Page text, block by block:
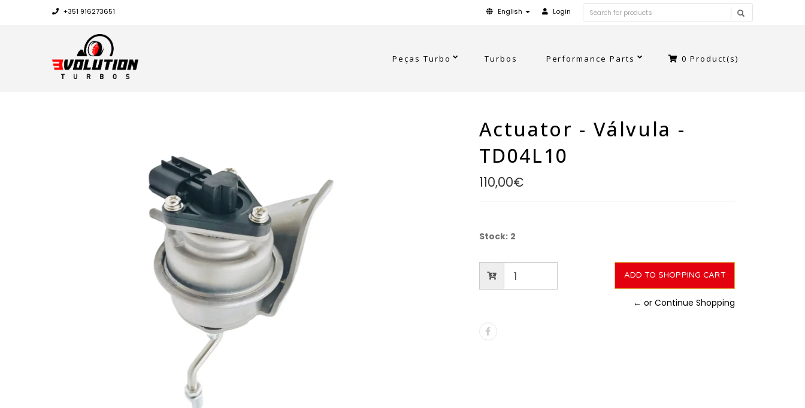
+351 916273651 English Login
Peças Turbo Turbos Performance Parts 0 Product(s)
Actuator - Válvula -
TD04L10
110,00€
Stock: 2
← or Continue Shopping